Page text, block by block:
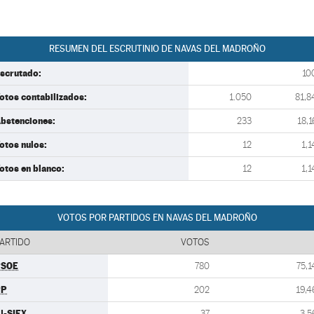
RESUMEN DEL ESCRUTINIO DE NAVAS DEL MADROÑO
contabilizados: 1.050
233
nulos: 12
en blanco: 12
VOTOS POR PARTIDOS EN NAVAS DEL MADROÑO
VOTOS
780
202